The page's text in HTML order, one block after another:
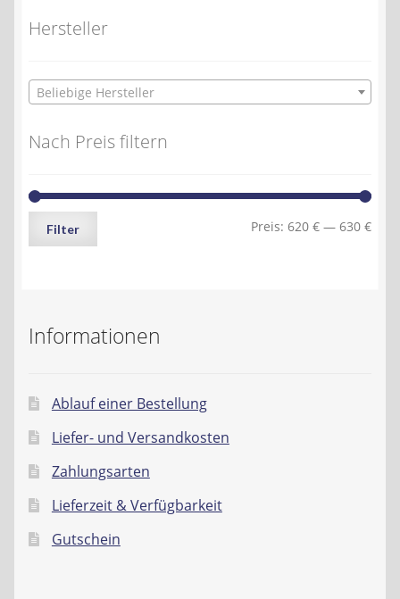
Hersteller
Beliebige Hersteller
Nach Preis filtern
Min.
Max.
Filter Preis: 620 € — 630 €
Informationen
Ablauf einer Bestellung
Liefer- und Versandkosten
Zahlungsarten
Lieferzeit & Verfügbarkeit
Gutschein